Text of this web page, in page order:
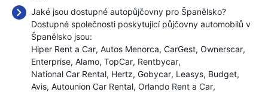
Jaké jsou dostupné autopůjčovny pro Španělsko?
Dostupné společnosti poskytující půjčovny automobilů v
Španělsko jsou:
Hiper Rent a Car Autos Menorca CarGest Ownerscar
Enterprise Alamo TopCar Rentbycar
National Car Rental Hertz Gobycar Leasys Budget
Avis Autounion Car Rental Orlando Rent a Car